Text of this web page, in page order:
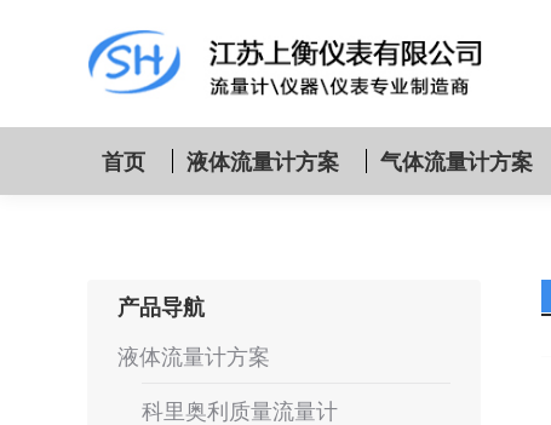
首页 液体流量计方案 气体流量计方案
产品导航
液体流量计方案
科里奥利质量流量计